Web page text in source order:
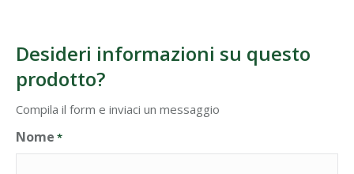
Desideri informazioni su questo
prodotto?
Compila il form e inviaci un messaggio
Nome *